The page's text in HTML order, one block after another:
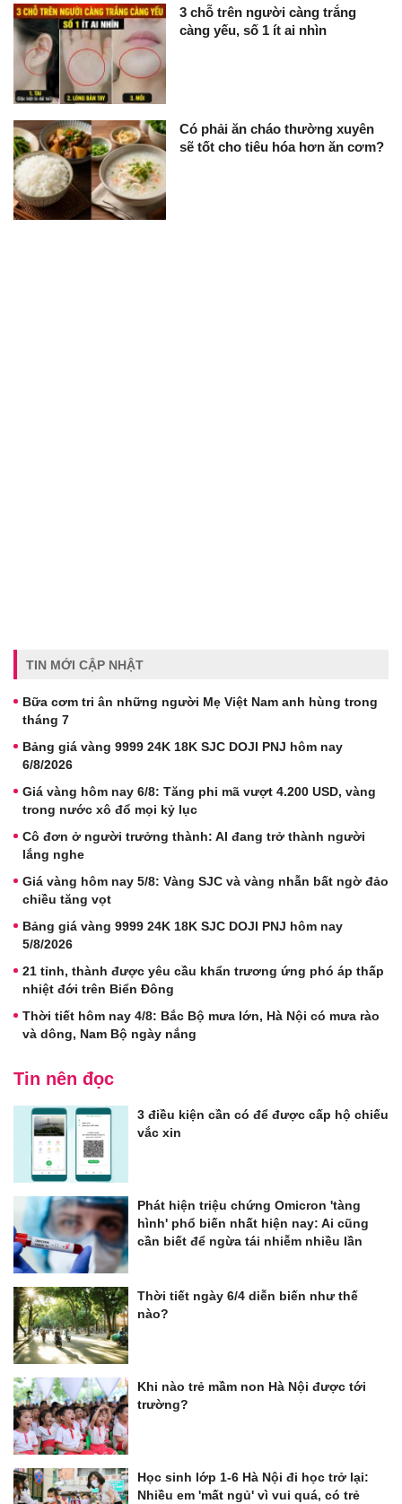
3 chỗ trên người càng trắng
càng yếu, số 1 ít ai nhìn
Có phải ăn cháo thường xuyên
sẽ tốt cho tiêu hóa hơn ăn cơm?
TIN MỚI CẬP NHẬT
Bữa cơm tri ân những người Mẹ Việt Nam anh hùng trong
tháng 7
Bảng giá vàng 9999 24K 18K SJC DOJI PNJ hôm nay
6/8/2026
Giá vàng hôm nay 6/8: Tăng phi mã vượt 4.200 USD, vàng
trong nước xô đổ mọi kỷ lục
Cô đơn ở người trưởng thành: AI đang trở thành người
lắng nghe
Giá vàng hôm nay 5/8: Vàng SJC và vàng nhẫn bất ngờ đảo
chiều tăng vọt
Bảng giá vàng 9999 24K 18K SJC DOJI PNJ hôm nay
5/8/2026
21 tỉnh, thành được yêu cầu khẩn trương ứng phó áp thấp
nhiệt đới trên Biển Đông
Thời tiết hôm nay 4/8: Bắc Bộ mưa lớn, Hà Nội có mưa rào
và dông, Nam Bộ ngày nắng
Tin nên đọc
3 điều kiện cần có để được cấp hộ chiếu
vắc xin
Phát hiện triệu chứng Omicron 'tàng
hình' phổ biến nhất hiện nay: Ai cũng
cần biết để ngừa tái nhiễm nhiều lần
Thời tiết ngày 6/4 diễn biến như thế
nào?
Khi nào trẻ mầm non Hà Nội được tới
trường?
Học sinh lớp 1-6 Hà Nội đi học trở lại:
Nhiều em 'mất ngủ' vì vui quá, có trẻ